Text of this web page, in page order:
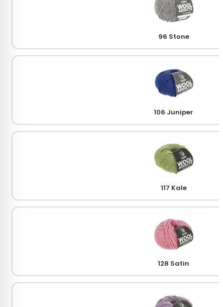
96 Stone
106 Juniper
117 Kale
128 Satin